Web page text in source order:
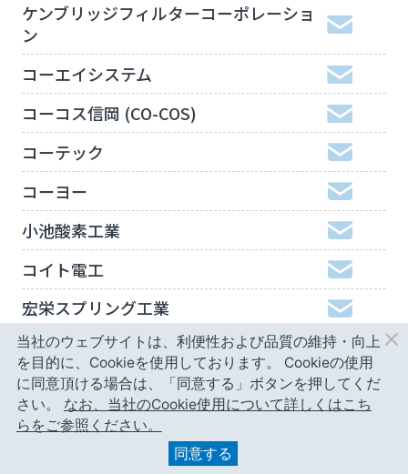
ケンブリッジフィルターコーポレーショ
ン
コーエイシステム
コーコス信岡 (CO-COS)
コーテック
コーヨー
小池酸素工業
コイト電工
宏栄スプリング工業
工機ホールディングスジャパン
弘進ゴム
神津精機
当社のウェブサイトは、利便性および品質の維持・向上
を目的に、Cookieを使用しております。
Cookieの使用
に同意頂ける場合は、「同意する」ボタンを押してくだ
さい。
なお、当社のCookie使用について詳しくはこち
らをご参照ください。
同意する